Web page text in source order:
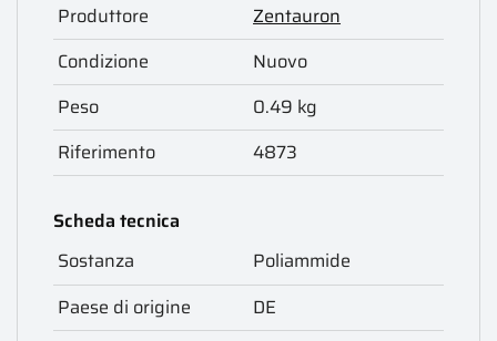
Produttore
Zentauron
Condizione
Nuovo
Peso
0.49 kg
Riferimento
4873
Scheda tecnica
Sostanza
Poliammide
Paese di origine
DE